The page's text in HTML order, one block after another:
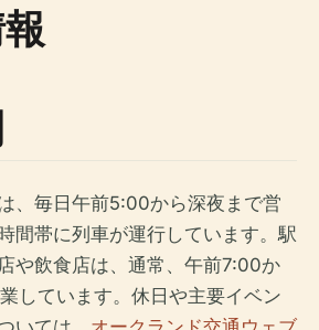
、毎日午前5:00から深夜まで営
間帯に列車が運行しています。駅
や飲食店は、通常、午前7:00か
しています。休日や主要イベン